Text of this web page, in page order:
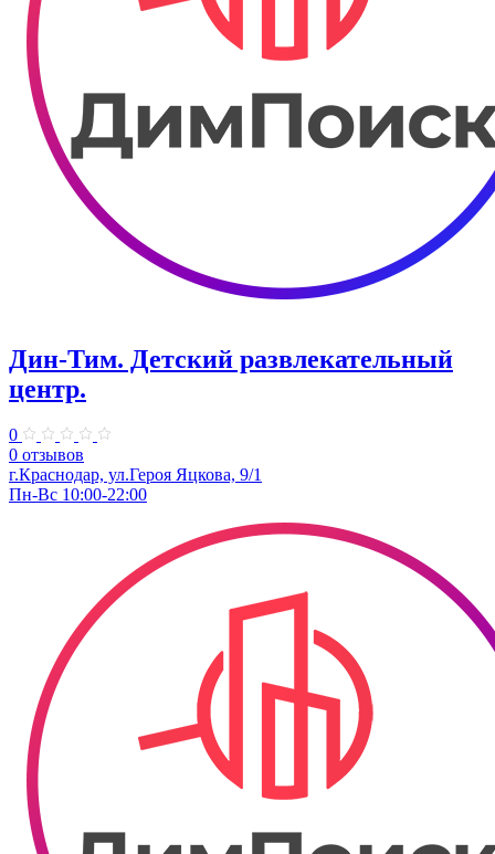
Дин-Тим. Детский развлекательный
центр.
0
0 отзывов
г.Краснодар, ул.Героя Яцкова, 9/1
Пн-Вс 10:00-22:00